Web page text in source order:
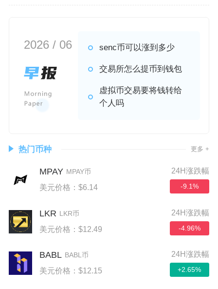
需完成钱包创建、资产充
2026 / 06 senc币可以涨到多少
交易所怎么提币到钱包
虚拟币交易要将钱转给
个人吗
热门币种 更多 +
MPAY MPAY币
美元价格：$6.14
24H涨跌幅
-9.1%
LKR LKR币
美元价格：$12.49
24H涨跌幅
-4.96%
BABL BABL币
美元价格：$12.15
24H涨跌幅
+2.65%